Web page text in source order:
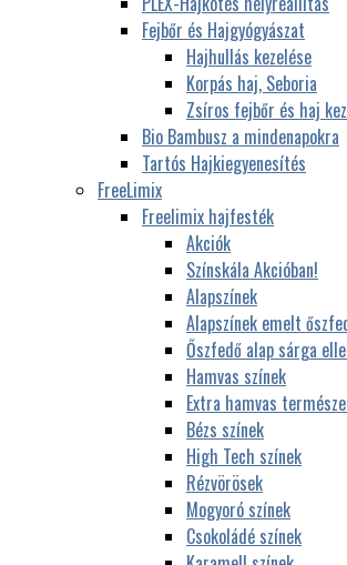
Fejbőr és Hajgyógyászat
Hajhullás kezelése
Korpás haj, Seboria
Zsíros fejbőr és haj
Bio Bambusz a mindenapokra
Tartós Hajkiegyenesítés
FreeLimix
Freelimix hajfesték
Akciók
Színskála Akcióban!
Alapszínek
Alapszínek emelt
Őszfedő alap sárga
Hamvas színek
Extra hamvas
Bézs színek
High Tech színek
Rézvörösek
Mogyoró színek
Csokoládé színek